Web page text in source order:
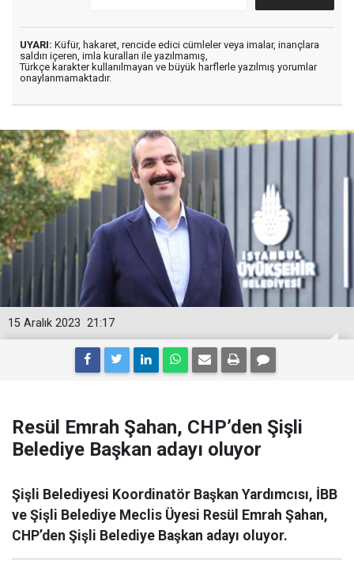
UYARI: Küfür, hakaret, rencide edici cümleler veya imalar, inançlara
saldırı içeren, imla kuralları ile yazılmamış,
Türkçe karakter kullanılmayan ve büyük harflerle yazılmış yorumlar
onaylanmamaktadır.
21:17
15 Aralık 2023
Resül Emrah Şahan, CHP’den Şişli
Belediye Başkan adayı oluyor
Şişli Belediyesi Koordinatör Başkan Yardımcısı, İBB
ve Şişli Belediye Meclis Üyesi Resül Emrah Şahan,
CHP’den Şişli Belediye Başkan adayı oluyor.